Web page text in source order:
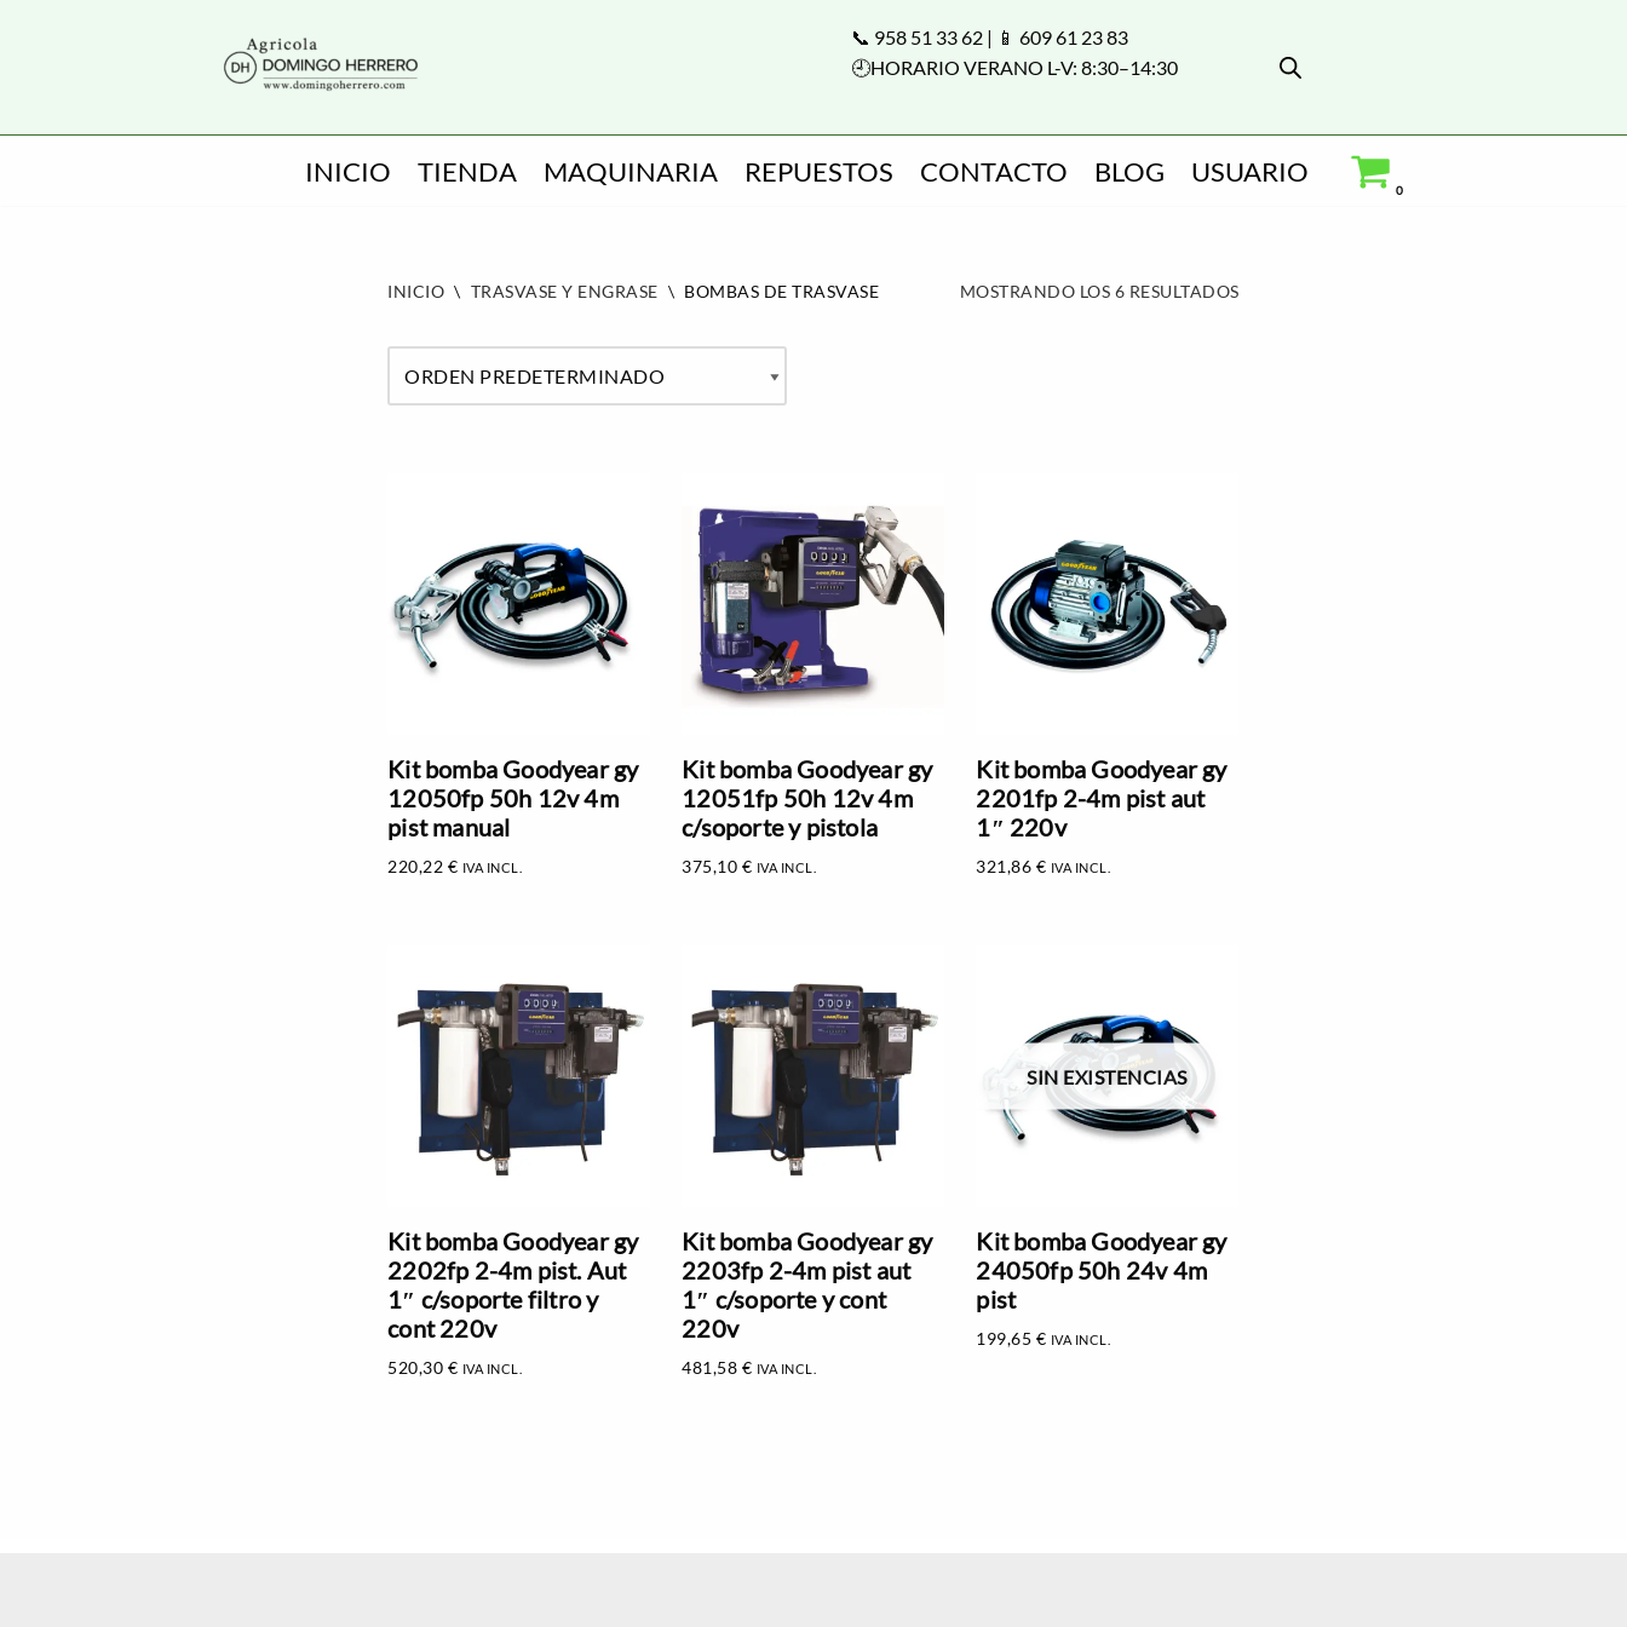
📞 958 51 33 62 | 📱 609 61 23 83
🕘HORARIO VERANO L-V: 8:30–14:30
INICIO TIENDA MAQUINARIA REPUESTOS CONTACTO BLOG USUARIO
0
INICIO \ TRASVASE Y ENGRASE \ BOMBAS DE TRASVASE MOSTRANDO LOS 6 RESULTADOS
Kit bomba Goodyear gy
12050fp 50h 12v 4m
pist manual
220,22 € IVA INCL.
Kit bomba Goodyear gy
12051fp 50h 12v 4m
c/soporte y pistola
375,10 € IVA INCL.
Kit bomba Goodyear gy
2201fp 2-4m pist aut
1″ 220v
321,86 € IVA INCL.
Kit bomba Goodyear gy
2202fp 2-4m pist. Aut
1″ c/soporte filtro y
cont 220v
520,30 € IVA INCL.
Kit bomba Goodyear gy
2203fp 2-4m pist aut
1″ c/soporte y cont
220v
481,58 € IVA INCL.
SIN EXISTENCIAS
Kit bomba Goodyear gy
24050fp 50h 24v 4m
pist
199,65 € IVA INCL.